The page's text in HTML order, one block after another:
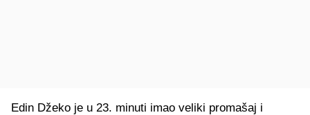
Edin Džeko je u 23. minuti imao veliki promašaj i